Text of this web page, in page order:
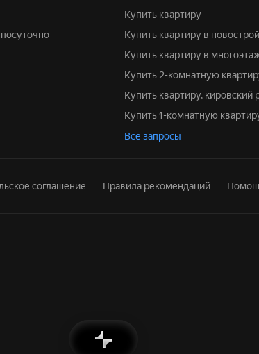
посуточно
Купить квартиру
Купить квартиру в
Купить квартиру в
Купить 2-комнатную
Купить квартиру, кировский
Купить 1-комнатную
Все запросы
соглашение Правила рекомендаций